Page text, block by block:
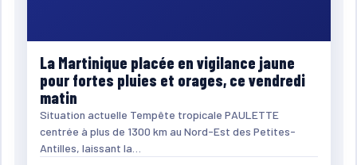
La Martinique placée en vigilance jaune
pour fortes pluies et orages, ce vendredi
matin
Situation actuelle Tempête tropicale PAULETTE
centrée à plus de 1300 km au Nord-Est des Petites-
Antilles, laissant la…